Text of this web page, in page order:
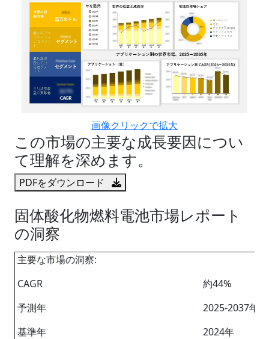
画像クリックで拡大
この市場の主要な成長要因につい
て理解を深めます。
PDFをダウンロード
固体酸化物燃料電池市場レポート
の洞察
主要な市場の洞察:
CAGR
約44%
予測年
2025-2037年
基準年
2024年